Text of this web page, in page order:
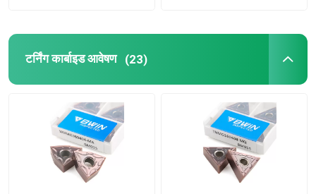
कार्बाइड ग्रूविंग इन्सर्ट
कार्बाइड थ्रेडिंग आवेषण
यू ड्रिल इन्सर्ट
रफिंग एंड मिल
टर्निंग कार्बाइड आवेषण (23)